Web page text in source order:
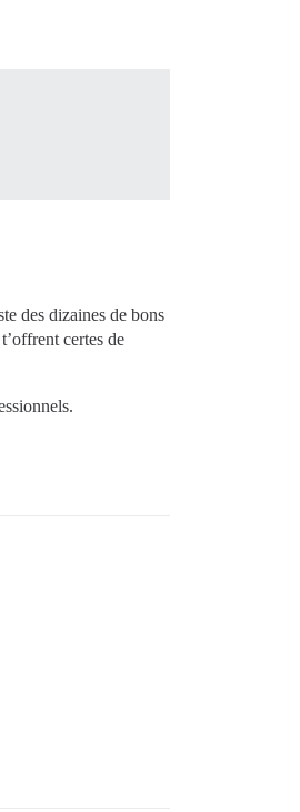
des dizaines de bons
certes de